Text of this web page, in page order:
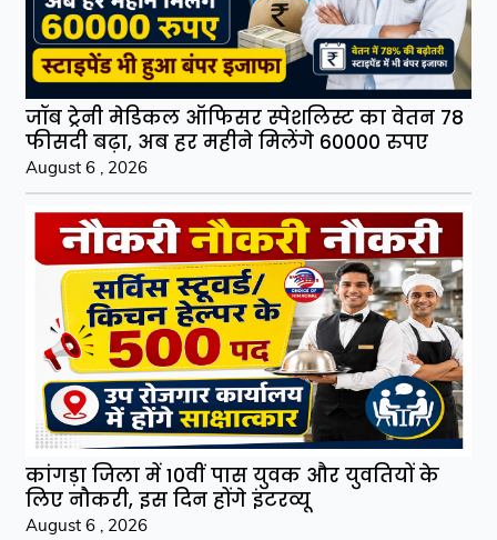
जॉब ट्रेनी मेडिकल ऑफिसर स्पेशलिस्ट का वेतन 78
फीसदी बढ़ा, अब हर महीने मिलेंगे 60000 रुपए
August 6 , 2026
कांगड़ा जिला में 10वीं पास युवक और युवतियों के
लिए नौकरी, इस दिन होंगे इंटरव्यू
August 6 , 2026